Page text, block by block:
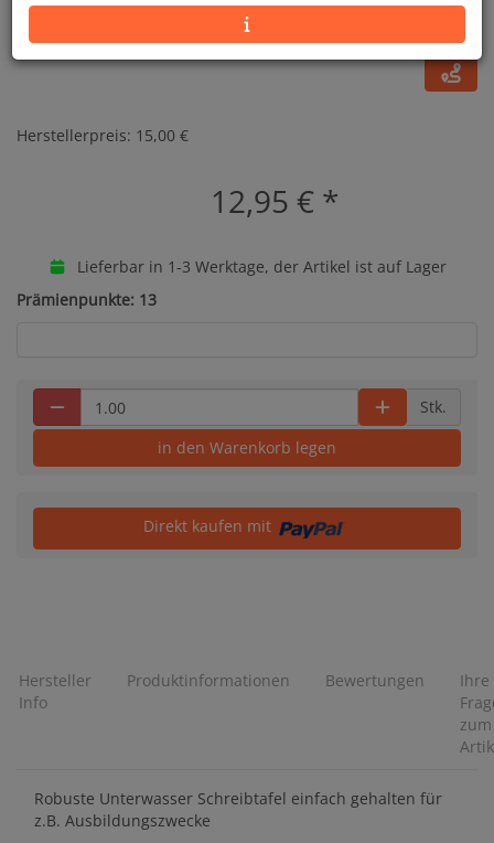
Herstellerpreis: 15,00 €
12,95 € *
Lieferbar in 1-3 Werktage, der Artikel ist auf Lager
Prämienpunkte: 13
Stk.
in den Warenkorb legen
Direkt kaufen mit
Hersteller
Info
Produktinformationen Bewertungen
Ihre
zum
Robuste Unterwasser Schreibtafel einfach gehalten für
z.B. Ausbildungszwecke